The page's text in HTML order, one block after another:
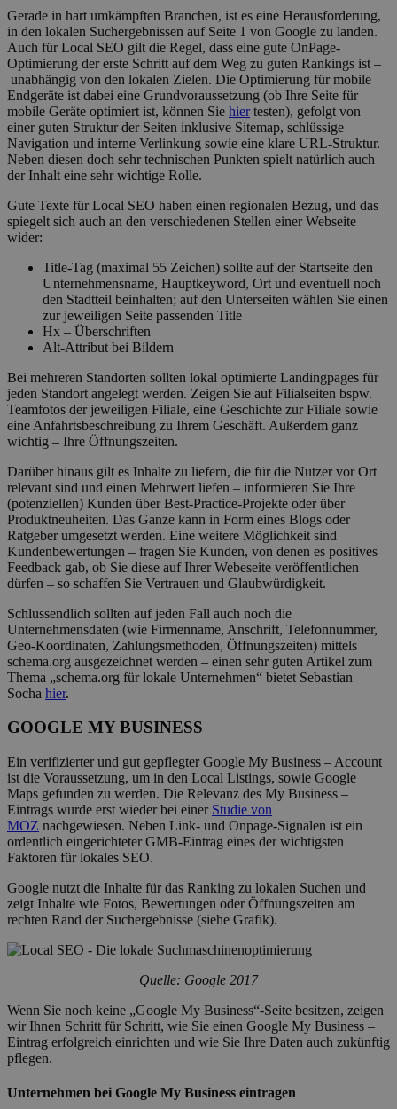
Gerade in hart umkämpften Branchen, ist es eine Herausforderung,
in den lokalen Suchergebnissen auf Seite 1 von Google zu landen.
Auch für Local SEO gilt die Regel, dass eine gute OnPage-
Optimierung der erste Schritt auf dem Weg zu guten Rankings ist –
unabhängig von den lokalen Zielen. Die Optimierung für mobile
Endgeräte ist dabei eine Grundvoraussetzung (ob Ihre Seite für
mobile Geräte optimiert ist, können Sie hiertesten), gefolgt von
einer guten Struktur der Seiten inklusive Sitemap, schlüssige
Navigation und interne Verlinkung sowie eine klare URL-Struktur.
Neben diesen doch sehr technischen Punkten spielt natürlich auch
der Inhalt eine sehr wichtige Rolle.
Gute Texte für Local SEO haben einen regionalen Bezug, und das
spiegelt sich auch an den verschiedenen Stellen einer Webseite
wider:
Title-Tag (maximal 55 Zeichen) sollte auf der Startseite den
Unternehmensname, Hauptkeyword, Ort und eventuell noch
den Stadtteil beinhalten; auf den Unterseiten wählen Sie einen
zur jeweiligen Seite passenden Title
Hx – Überschriften
Alt-Attribut bei Bildern
Bei mehreren Standorten sollten lokal optimierte Landingpages für
jeden Standort angelegt werden. Zeigen Sie auf Filialseiten bspw.
Teamfotos der jeweiligen Filiale, eine Geschichte zur Filiale sowie
eine Anfahrtsbeschreibung zu Ihrem Geschäft. Außerdem ganz
wichtig – Ihre Öffnungszeiten.
Darüber hinaus gilt es Inhalte zu liefern, die für die Nutzer vor Ort
relevant sind und einen Mehrwert liefen – informieren Sie Ihre
(potenziellen) Kunden über Best-Practice-Projekte oder über
Produktneuheiten. Das Ganze kann in Form eines Blogs oder
Ratgeber umgesetzt werden. Eine weitere Möglichkeit sind
Kundenbewertungen – fragen Sie Kunden, von denen es positives
Feedback gab, ob Sie diese auf Ihrer Webeseite veröffentlichen
dürfen – so schaffen Sie Vertrauen und Glaubwürdigkeit.
Schlussendlich sollten auf jeden Fall auch noch die
Unternehmensdaten (wie Firmenname, Anschrift, Telefonnummer,
Geo-Koordinaten, Zahlungsmethoden, Öffnungszeiten) mittels
schema.org ausgezeichnet werden – einen sehr guten Artikel zum
Thema „schema.org für lokale Unternehmen“ bietet Sebastian
Socha hier.
GOOGLE MY BUSINESS
Ein verifizierter und gut gepflegter Google My Business – Account
ist die Voraussetzung, um in den Local Listings, sowie Google
Maps gefunden zu werden. Die Relevanz des My Business –
Eintrags wurde erst wieder bei einer Studie von
MOZ nachgewiesen. Neben Link- und Onpage-Signalen ist ein
ordentlich eingerichteter GMB-Eintrag eines der wichtigsten
Faktoren für lokales SEO.
Google nutzt die Inhalte für das Ranking zu lokalen Suchen und
zeigt Inhalte wie Fotos, Bewertungen oder Öffnungszeiten am
rechten Rand der Suchergebnisse (siehe Grafik).
Quelle: Google 2017
Wenn Sie noch keine „Google My Business“-Seite besitzen, zeigen
wir Ihnen Schritt für Schritt, wie Sie einen Google My Business –
Eintrag erfolgreich einrichten und wie Sie Ihre Daten auch zukünftig
pflegen.
Unternehmen bei Google My Business eintragen